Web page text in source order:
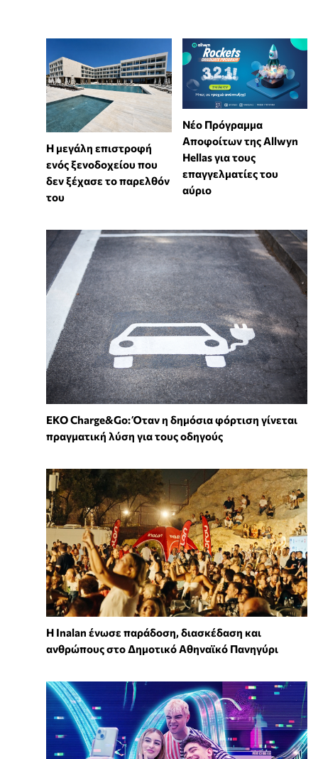
Η μεγάλη επιστροφή
ενός ξενοδοχείου που
δεν ξέχασε το παρελθόν
του
Νέο Πρόγραμμα
Αποφοίτων της Allwyn
Hellas για τους
επαγγελματίες του
αύριο
EKO Charge&Go: Όταν η δημόσια φόρτιση γίνεται
πραγματική λύση για τους οδηγούς
Η Inalan ένωσε παράδοση, διασκέδαση και
ανθρώπους στο Δημοτικό Αθηναϊκό Πανηγύρι